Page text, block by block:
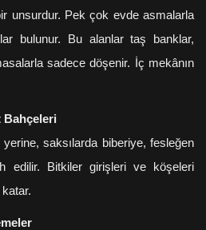
unsurdur. Pek çok evde asmalarla
bulunur. Bu alanlar taş banklar,
sadece döşenir. İç mekânın
Bahçeleri
saksılarda biberiye, fesleğen
edilir. Bitkiler girişleri ve köşeleri